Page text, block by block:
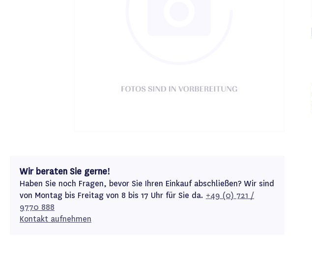
Wir beraten Sie gerne!
Haben Sie noch Fragen, bevor Sie Ihren Einkauf abschließen? Wir sind
von Montag bis Freitag von 8 bis 17 Uhr für Sie da. +49 (0) 721 /
9770 888
Kontakt aufnehmen